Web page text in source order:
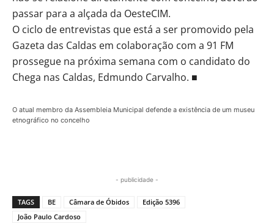
passar para a alçada da OesteCIM.
O ciclo de entrevistas que está a ser promovido pela
Gazeta das Caldas em colaboração com a 91 FM
prossegue na próxima semana com o candidato do
Chega nas Caldas, Edmundo Carvalho. ■
O atual membro da Assembleia Municipal defende a existência de um museu
etnográfico no concelho
- publicidade -
TAGS BE Câmara de Óbidos
Edição 5396
João Paulo Cardoso